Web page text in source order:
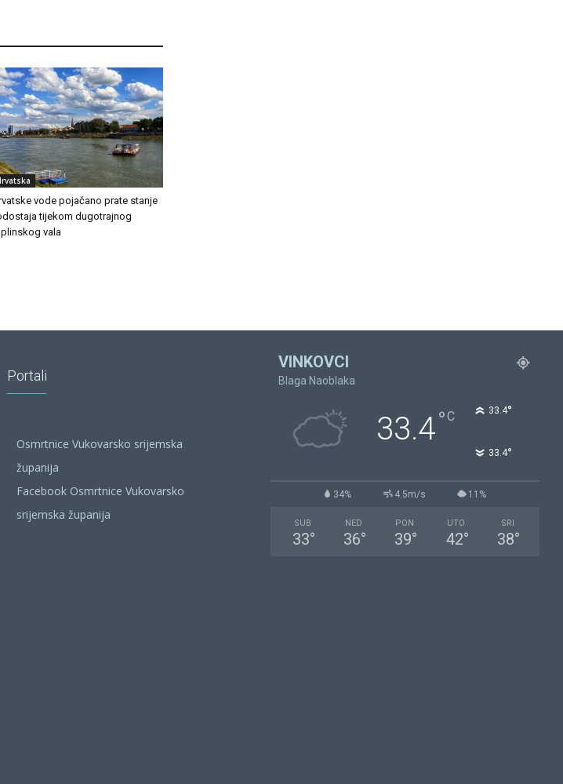
vode pojačano prate stanje
tijekom dugotrajnog
vala
Portali
Osmrtnice Vukovarsko srijemska
županija
Facebook Osmrtnice Vukovarsko
srijemska županija
VINKOVCI
Blaga Naoblaka
33.4°C 33.4°
33.4°
34% 4.5m/s 11%
SUB
33°
NED
36°
PON
39°
UTO
42°
SRI
38°